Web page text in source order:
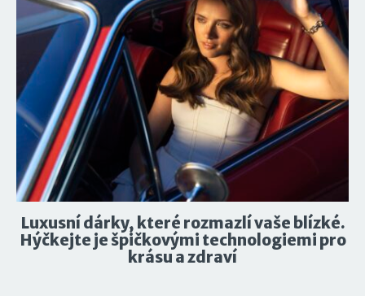
Luxusní dárky, které rozmazlí vaše blízké.
Hýčkejte je špičkovými technologiemi pro
krásu a zdraví